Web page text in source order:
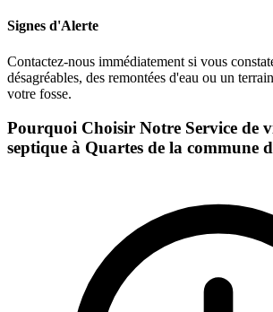
Signes d'Alerte
Contactez-nous immédiatement si vous
désagréables, des remontées d'eau ou un
votre fosse.
Pourquoi Choisir Notre Service de
septique à Quartes de la commune